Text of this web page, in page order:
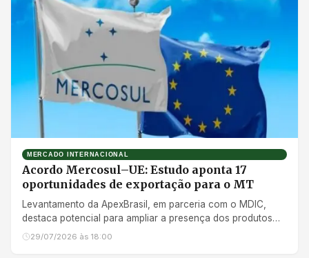
MERCADO INTERNACIONAL
Acordo Mercosul–UE: Estudo aponta 17
oportunidades de exportação para o MT
Levantamento da ApexBrasil, em parceria com o MDIC,
destaca potencial para ampliar a presença dos produtos
mato-grossenses no mercado europeu
29/07/2026 às 18:00